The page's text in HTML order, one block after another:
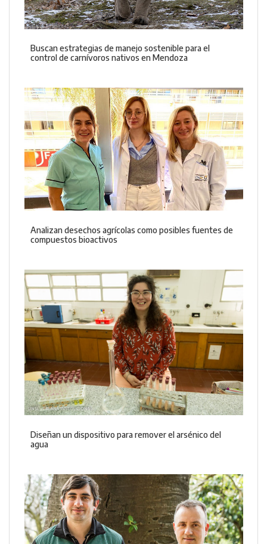
Buscan estrategias de manejo sostenible para el
control de carnívoros nativos en Mendoza
Analizan desechos agrícolas como posibles fuentes de
compuestos bioactivos
Diseñan un dispositivo para remover el arsénico del
agua